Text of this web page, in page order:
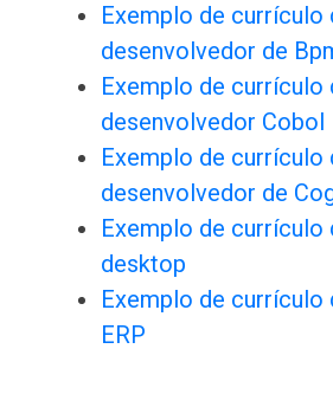
Exemplo de currículo
desenvolvedor de
Exemplo de currículo
desenvolvedor Cobol
Exemplo de currículo
desenvolvedor de
Exemplo de currículo
desktop
Exemplo de currículo
ERP